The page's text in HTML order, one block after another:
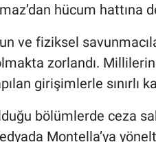
hücum
ve fiziksel
zorlandı.
girişimlerle sınırlı
bölümlerde ceza
Montella’ya